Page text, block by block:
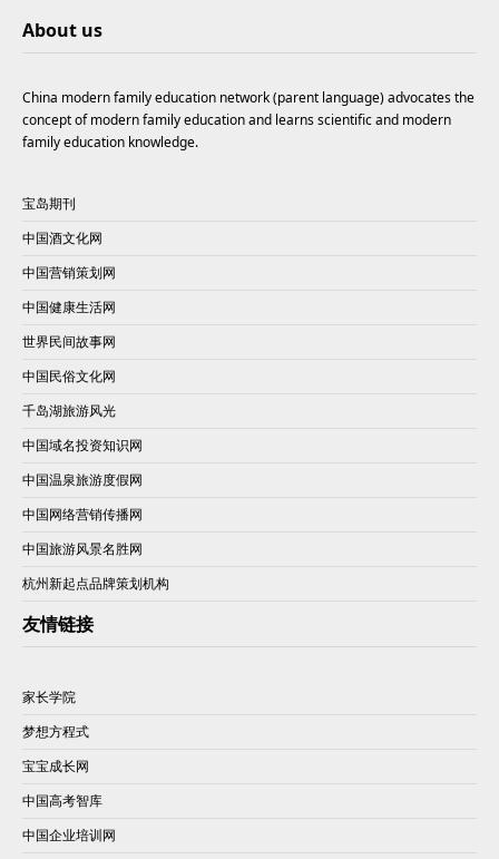
About us
China modern family education network (parent language) advocates the
concept of modern family education and learns scientific and modern
family education knowledge.
宝岛期刊
中国酒文化网
中国营销策划网
中国健康生活网
世界民间故事网
中国民俗文化网
千岛湖旅游风光
中国域名投资知识网
中国温泉旅游度假网
中国网络营销传播网
中国旅游风景名胜网
杭州新起点品牌策划机构
友情链接
家长学院
梦想方程式
宝宝成长网
中国高考智库
中国企业培训网